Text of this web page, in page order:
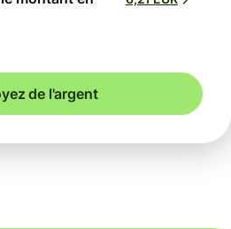
de l'argent